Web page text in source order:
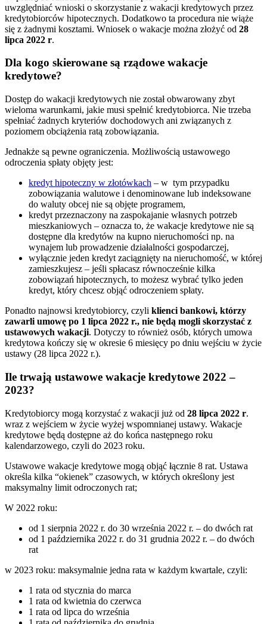
uwzględniać wnioski o skorzystanie z wakacji kredytowych przez
kredytobiorców hipotecznych. Dodatkowo ta procedura nie wiąże
się z żadnymi kosztami. Wniosek o wakacje można złożyć od 28
lipca 2022 r.
Dla kogo skierowane są rządowe wakacje
kredytowe?
Dostęp do wakacji kredytowych nie został obwarowany zbyt
wieloma warunkami, jakie musi spełnić kredytobiorca. Nie trzeba
spełniać żadnych kryteriów dochodowych ani związanych z
poziomem obciążenia ratą zobowiązania.
Jednakże są pewne ograniczenia. Możliwością ustawowego
odroczenia spłaty objęty jest:
kredyt hipoteczny w złotówkach – w tym przypadku
zobowiązania walutowe i denominowane lub indeksowane
do waluty obcej nie są objęte programem,
kredyt przeznaczony na zaspokajanie własnych potrzeb
mieszkaniowych – oznacza to, że wakacje kredytowe nie są
dostępne dla kredytów na kupno nieruchomości np. na
wynajem lub prowadzenie działalności gospodarczej,
wyłącznie jeden kredyt zaciągnięty na nieruchomość, w której
zamieszkujesz – jeśli spłacasz równocześnie kilka
zobowiązań hipotecznych, to możesz wybrać tylko jeden
kredyt, który chcesz objąć odroczeniem spłaty.
Ponadto najnowsi kredytobiorcy, czyli klienci bankowi, którzy
zawarli umowę po 1 lipca 2022 r., nie będą mogli skorzystać z
ustawowych wakacji. Dotyczy to również osób, których umowa
kredytowa kończy się w okresie 6 miesięcy po dniu wejściu w życie
ustawy (28 lipca 2022 r.).
Ile trwają ustawowe wakacje kredytowe 2022 –
2023?
Kredytobiorcy mogą korzystać z wakacji już od 28 lipca 2022 r.
wraz z wejściem w życie wyżej wspomnianej ustawy. Wakacje
kredytowe będą dostępne aż do końca następnego roku
kalendarzowego, czyli do 2023 roku.
Ustawowe wakacje kredytowe mogą objąć łącznie 8 rat. Ustawa
określa kilka “okienek” czasowych, w których określony jest
maksymalny limit odroczonych rat;
W 2022 roku:
od 1 sierpnia 2022 r. do 30 września 2022 r. – do dwóch rat
od 1 października 2022 r. do 31 grudnia 2022 r. – do dwóch
rat
w 2023 roku: maksymalnie jedna rata w każdym kwartale, czyli:
1 rata od stycznia do marca
1 rata od kwietnia do czerwca
1 rata od lipca do września